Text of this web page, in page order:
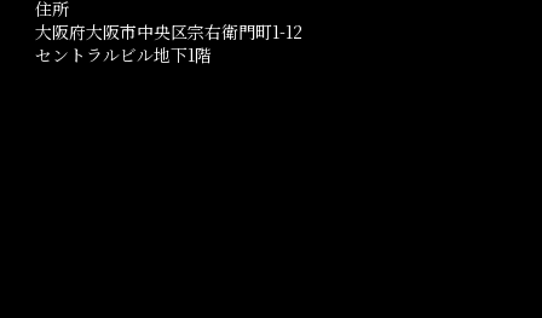
住所
大阪府大阪市中央区宗右衛門町1-12
セントラルビル地下1階